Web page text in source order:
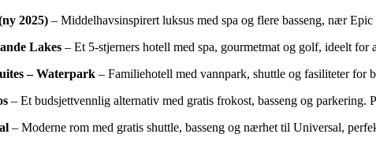
2025) – Middelhavsinspirert luksus med spa og flere basseng, nær
Lakes – Et 5-stjerners hotell med spa, gourmetmat og golf, ideelt
– Waterpark – Familiehotell med vannpark, shuttle og fasiliteter for
– Et budsjettvennlig alternativ med gratis frokost, basseng og
– Moderne rom med gratis shuttle, basseng og nærhet til Universal,